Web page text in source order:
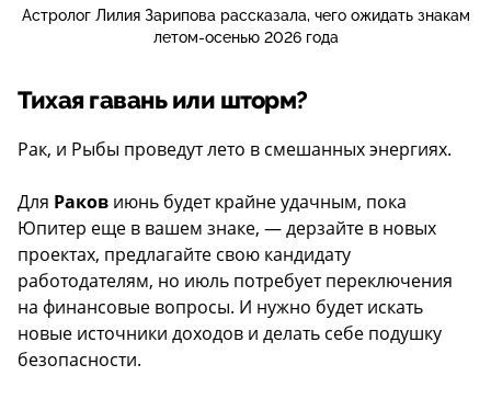
Астролог Лилия Зарипова рассказала, чего ожидать знакам
летом-осенью 2026 года
Тихая гавань или шторм?
Рак, и Рыбы проведут лето в смешанных энергиях.
Для Раков июнь будет крайне удачным, пока
Юпитер еще в вашем знаке, — дерзайте в новых
проектах, предлагайте свою кандидату
работодателям, но июль потребует переключения
на финансовые вопросы. И нужно будет искать
новые источники доходов и делать себе подушку
безопасности.